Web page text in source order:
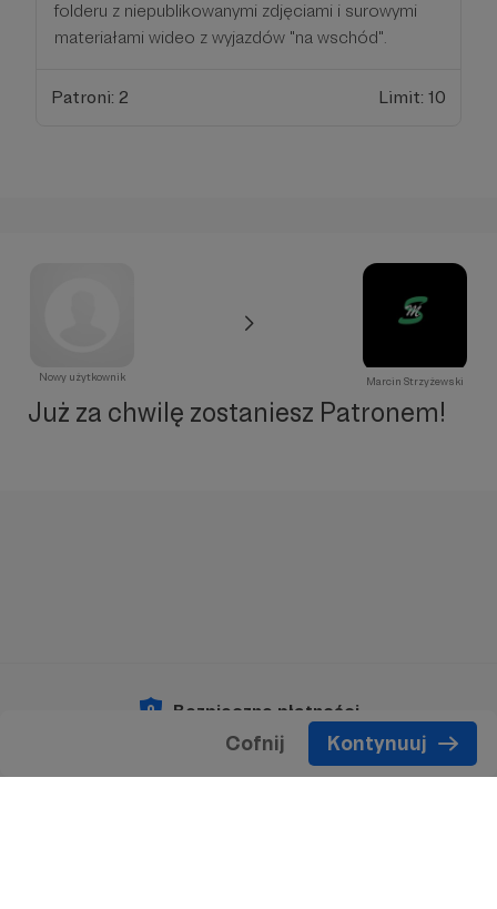
folderu z niepublikowanymi zdjęciami i surowymi
materiałami wideo z wyjazdów "na wschód".
Patroni: 2 Limit: 10
Cofnij Kontynuuj
Nowy użytkownik Marcin Strzyżewski
Już za chwilę zostaniesz Patronem!
Bezpieczne płatności